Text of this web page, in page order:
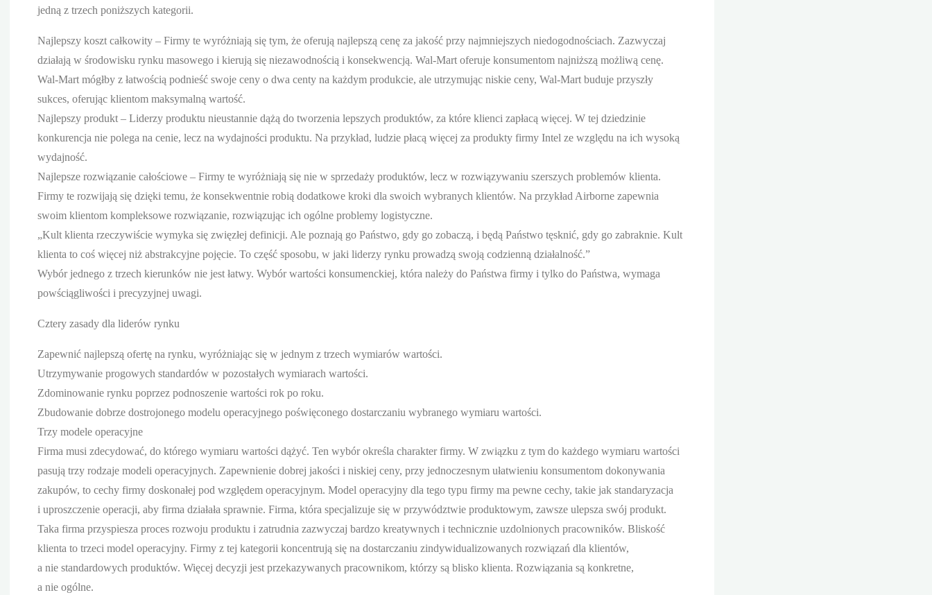
jedną z trzech poniższych kategorii.
Najlepszy koszt całkowity – Firmy te wyróżniają się tym, że oferują najlepszą cenę za jakość przy najmniejszych niedogodnościach. Zazwyczaj
działają w środowisku rynku masowego i kierują się niezawodnością i konsekwencją. Wal-Mart oferuje konsumentom najniższą możliwą cenę.
Wal-Mart mógłby z łatwością podnieść swoje ceny o dwa centy na każdym produkcie, ale utrzymując niskie ceny, Wal-Mart buduje przyszły
sukces, oferując klientom maksymalną wartość.
Najlepszy produkt – Liderzy produktu nieustannie dążą do tworzenia lepszych produktów, za które klienci zapłacą więcej. W tej dziedzinie
konkurencja nie polega na cenie, lecz na wydajności produktu. Na przykład, ludzie płacą więcej za produkty firmy Intel ze względu na ich wysoką
wydajność.
Najlepsze rozwiązanie całościowe – Firmy te wyróżniają się nie w sprzedaży produktów, lecz w rozwiązywaniu szerszych problemów klienta.
Firmy te rozwijają się dzięki temu, że konsekwentnie robią dodatkowe kroki dla swoich wybranych klientów. Na przykład Airborne zapewnia
swoim klientom kompleksowe rozwiązanie, rozwiązując ich ogólne problemy logistyczne.
„Kult klienta rzeczywiście wymyka się zwięzłej definicji. Ale poznają go Państwo, gdy go zobaczą, i będą Państwo tęsknić, gdy go zabraknie. Kult
klienta to coś więcej niż abstrakcyjne pojęcie. To część sposobu, w jaki liderzy rynku prowadzą swoją codzienną działalność.”
Wybór jednego z trzech kierunków nie jest łatwy. Wybór wartości konsumenckiej, która należy do Państwa firmy i tylko do Państwa, wymaga
powściągliwości i precyzyjnej uwagi.
Cztery zasady dla liderów rynku
Zapewnić najlepszą ofertę na rynku, wyróżniając się w jednym z trzech wymiarów wartości.
Utrzymywanie progowych standardów w pozostałych wymiarach wartości.
Zdominowanie rynku poprzez podnoszenie wartości rok po roku.
Zbudowanie dobrze dostrojonego modelu operacyjnego poświęconego dostarczaniu wybranego wymiaru wartości.
Trzy modele operacyjne
Firma musi zdecydować, do którego wymiaru wartości dążyć. Ten wybór określa charakter firmy. W związku z tym do każdego wymiaru wartości
pasują trzy rodzaje modeli operacyjnych. Zapewnienie dobrej jakości i niskiej ceny, przy jednoczesnym ułatwieniu konsumentom dokonywania
zakupów, to cechy firmy doskonałej pod względem operacyjnym. Model operacyjny dla tego typu firmy ma pewne cechy, takie jak standaryzacja
i uproszczenie operacji, aby firma działała sprawnie. Firma, która specjalizuje się w przywództwie produktowym, zawsze ulepsza swój produkt.
Taka firma przyspiesza proces rozwoju produktu i zatrudnia zazwyczaj bardzo kreatywnych i technicznie uzdolnionych pracowników. Bliskość
klienta to trzeci model operacyjny. Firmy z tej kategorii koncentrują się na dostarczaniu zindywidualizowanych rozwiązań dla klientów,
a nie standardowych produktów. Więcej decyzji jest przekazywanych pracownikom, którzy są blisko klienta. Rozwiązania są konkretne,
a nie ogólne.